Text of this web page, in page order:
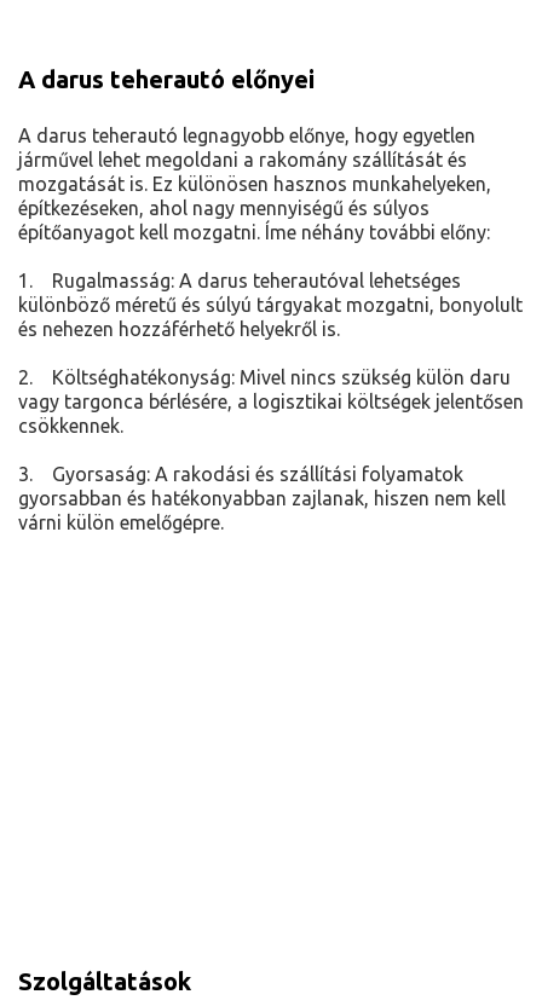
A darus teherautó előnyei
A darus teherautó legnagyobb előnye, hogy egyetlen
járművel lehet megoldani a rakomány szállítását és
mozgatását is. Ez különösen hasznos munkahelyeken,
építkezéseken, ahol nagy mennyiségű és súlyos
építőanyagot kell mozgatni. Íme néhány további előny:
1. Rugalmasság: A darus teherautóval lehetséges
különböző méretű és súlyú tárgyakat mozgatni, bonyolult
és nehezen hozzáférhető helyekről is.
2. Költséghatékonyság: Mivel nincs szükség külön daru
vagy targonca bérlésére, a logisztikai költségek jelentősen
csökkennek.
3. Gyorsaság: A rakodási és szállítási folyamatok
gyorsabban és hatékonyabban zajlanak, hiszen nem kell
várni külön emelőgépre.
Szolgáltatások